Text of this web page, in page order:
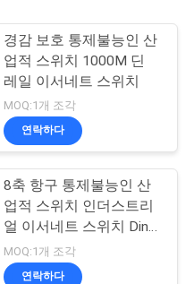
경감 보호 통제불능인 산
업적 스위치 1000M 딘
레일 이서네트 스위치
MOQ:1개 조각
연락하다
8축 항구 통제불능인 산
업적 스위치 인더스트리
얼 이서네트 스위치 Din
레일 마운트
MOQ:1개 조각
연락하다